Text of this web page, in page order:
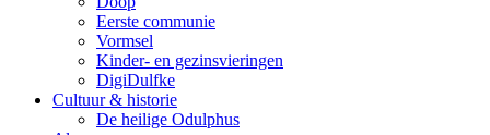
Eerste communie
Vormsel
Kinder- en gezinsvieringen
DigiDulfke
Cultuur & historie
De heilige Odulphus